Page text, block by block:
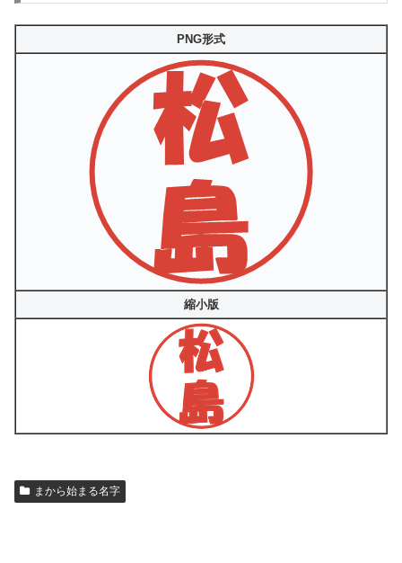
PNG形式
縮小版
まから始まる名字